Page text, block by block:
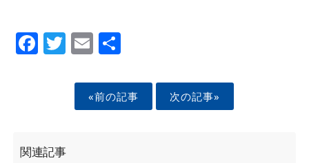
Facebook
Twitter
EmailShare
«前の記事 次の記事»
関連記事